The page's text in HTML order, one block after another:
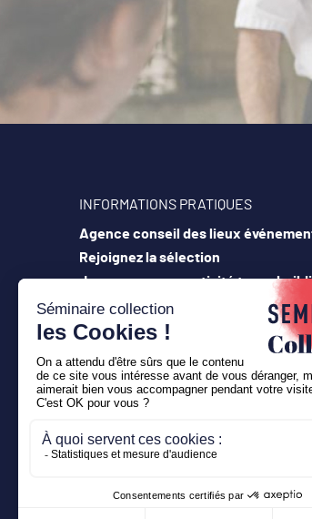
INFORMATIONS PRATIQUES
Agence conseil des lieux
Rejoignez la sélection
Je propose mon activité team-
Contactez-nous